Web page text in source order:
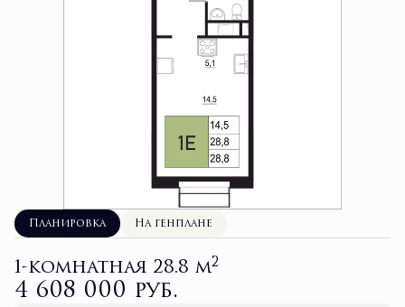
Планировка На генплане
1-комнатная 28.8 м2
4 608 000 руб.